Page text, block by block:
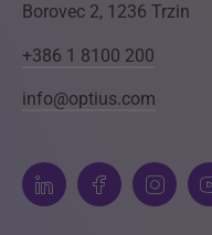
Borovec 2, 1236 Trzin
+386 1 8100 200
info@optius.com